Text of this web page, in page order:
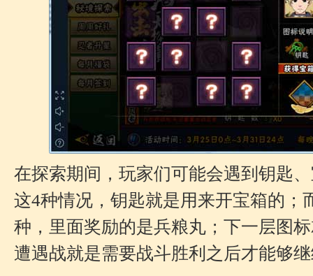
在探索期间，玩家们可能会遇到钥匙
这4种情况，钥匙就是用来开宝箱的；
种，里面奖励的是兵粮丸；下一层图
遭遇战就是需要战斗胜利之后才能够